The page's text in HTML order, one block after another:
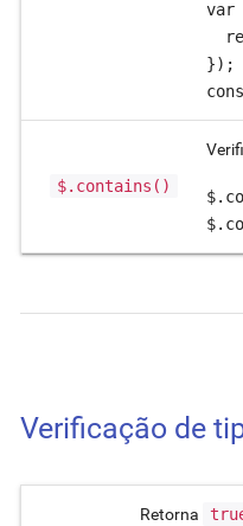
var
});
$.contains()
Verificação de
Retorna